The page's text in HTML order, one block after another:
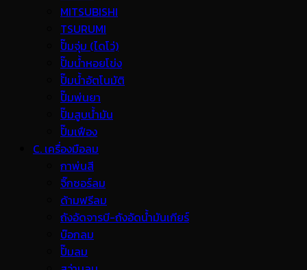
MITSUBISHI
TSURUMI
ปั๊มจุ่ม (ไดโว่)
ปั๊มน้ำหอยโข่ง
ปั๊มน้ำอัตโนมัติ
ปั๊มพ่นยา
ปั๊มสูบน้ำมัน
ปั๊มเฟือง
C. เครื่องมือลม
กาพ่นสี
จิ๊กซอร์ลม
ด้ามฟรีลม
ถังอัดจารบี-ถังอัดน้ำมันเกียร์
บ๊อกลม
ปั๊มลม